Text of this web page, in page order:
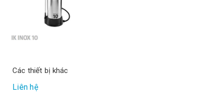
Các thiết bị khác
Liên hệ